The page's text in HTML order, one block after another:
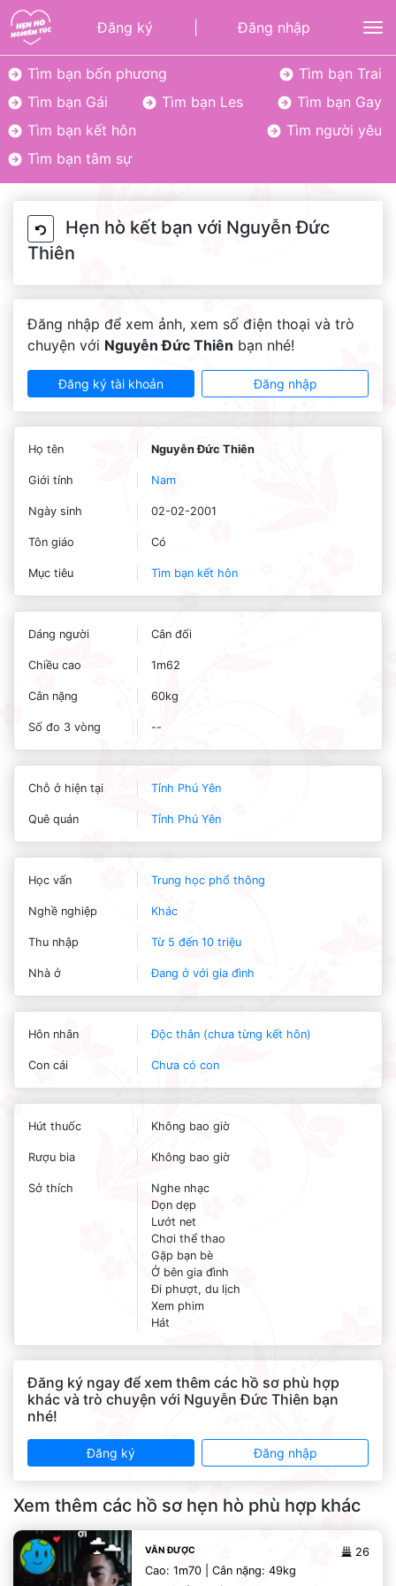
Đăng ký Đăng nhập
Tìm bạn bốn phương
Tìm bạn Trai
Tìm bạn Gái
Tìm bạn Les
Tìm bạn Gay
Tìm bạn kết hôn
Tìm người yêu
Tìm bạn tâm sự
Hẹn hò kết bạn với Nguyễn Đức
Thiên
Đăng nhập để xem ảnh, xem số điện thoại và trò
chuyện với Nguyễn Đức Thiên bạn nhé!
Đăng ký tài khoản Đăng nhập
Họ tên Nguyễn Đức Thiên
Giới tính Nam
Ngày sinh 02-02-2001
Tôn giáo Có
Mục tiêu Tìm bạn kết hôn
Dáng người Cân đối
Chiều cao 1m62
Cân nặng 60kg
Số đo 3 vòng --
Chỗ ở hiện tại Tỉnh Phú Yên
Quê quán Tỉnh Phú Yên
Học vấn Trung học phổ thông
Nghề nghiệp Khác
Thu nhập Từ 5 đến 10 triệu
Nhà ở Đang ở với gia đình
Hôn nhân Độc thân (chưa từng kết hôn)
Con cái Chưa có con
Hút thuốc Không bao giờ
Rượu bia Không bao giờ
Sở thích
Nghe nhạc
Dọn dẹp
Lướt net
Chơi thể thao
Gặp bạn bè
Ở bên gia đình
Đi phượt, du lịch
Xem phim
Hát
Đăng ký ngay để xem thêm các hồ sơ phù hợp
khác và trò chuyện với Nguyễn Đức Thiên bạn
nhé!
Đăng ký Đăng nhập
Xem thêm các hồ sơ hẹn hò phù hợp khác
26
VĂN ĐƯỢC
Cao: 1m70 | Cân nặng: 49kg